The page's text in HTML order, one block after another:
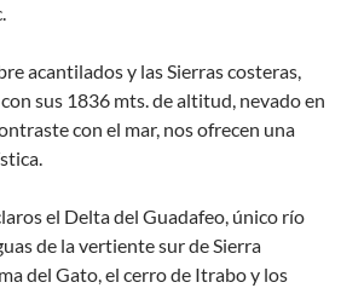
acantilados y las Sierras costeras,
sus 1836 mts. de altitud, nevado en
con el mar, nos ofrecen una
el Delta del Guadafeo, único río
de la vertiente sur de Sierra
del Gato, el cerro de Itrabo y los